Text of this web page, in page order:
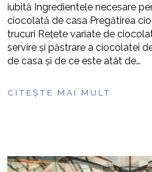
iubită Ingredientele necesare
ciocolată de casa Pregătirea
trucuri Rețete variate de
servire și păstrare a ciocolatei
de casa și de ce este atât de…
CITEȘTE MAI MULT